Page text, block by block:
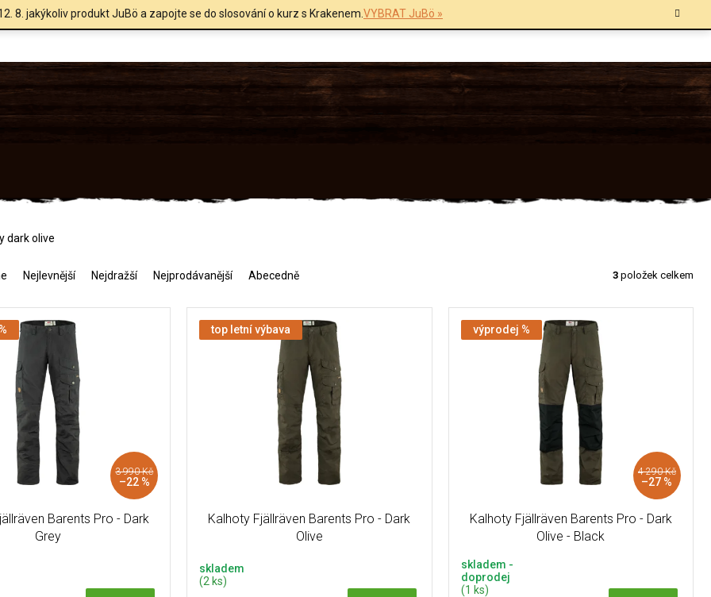
8. jakýkoliv produkt JuBö a zapojte se do slosování o kurz s Krakenem.VYBRAT JuBö »
dark olive
Nejlevnější Nejdražší Nejprodávanější Abecedně 3 položek celkem
3 990 Kč
–22 %
Barents Pro - Dark
Grey
top letní výbava
Kalhoty Fjällräven Barents Pro - Dark
Olive
skladem
(2 ks)
výprodej %
4 290 Kč
–27 %
Kalhoty Fjällräven Barents Pro - Dark
Olive - Black
skladem -
doprodej
(1 ks)